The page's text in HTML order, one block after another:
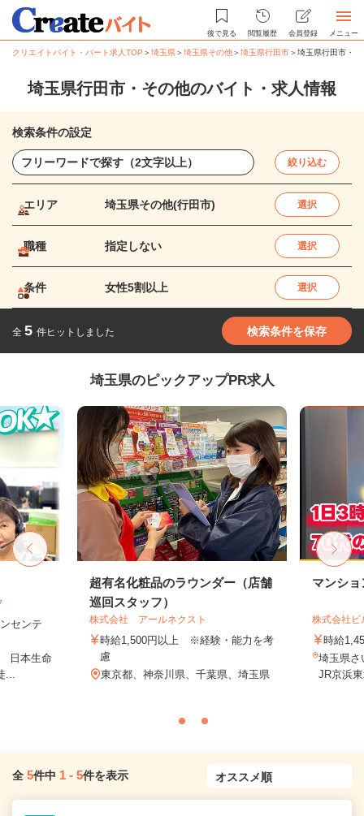
後で見る 閲覧履歴 会員登録 メニュー
クリエイトバイト・パート求人TOP ＞埼玉県＞埼玉県その他＞埼玉県行田市＞埼玉県行田市・
埼玉県行田市・その他のバイト・求人情報
検索条件の設定
絞り込む
エリア 埼玉県その他(行田市) 選択
職種 指定しない 選択
条件 女性5割以上 選択
全 5 件ヒットしました 検索条件を保存
埼玉県のピックアップPR求人
センテ
日本生命
超有名化粧品のラウンダー（店舗
巡回スタッフ）
株式会社 アールネクスト
時給1,500円以上 ※経験・能力を考
慮
東京都、神奈川県、千葉県、埼玉県
マンシ
株式会社
時給
埼玉県さ
JR京浜
全 5件中 1 - 5件を表示